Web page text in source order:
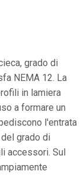
grado di
NEMA 12. La
in lamiera
a formare un
l'entrata
grado di
accessori. Sul